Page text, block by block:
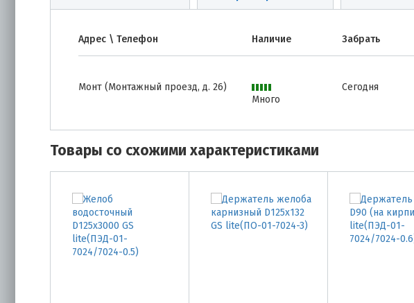
Адрес \ Телефон Наличие Забрать
Монт (Монтажный проезд, д. 26)
Много
Сегодня
Товары со схожими характеристиками